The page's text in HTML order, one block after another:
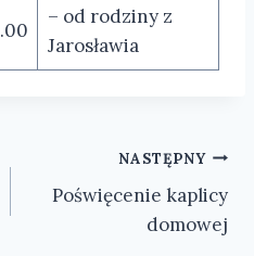
– od rodziny z
Jarosławia
NASTĘPNY
Poświęcenie kaplicy
domowej